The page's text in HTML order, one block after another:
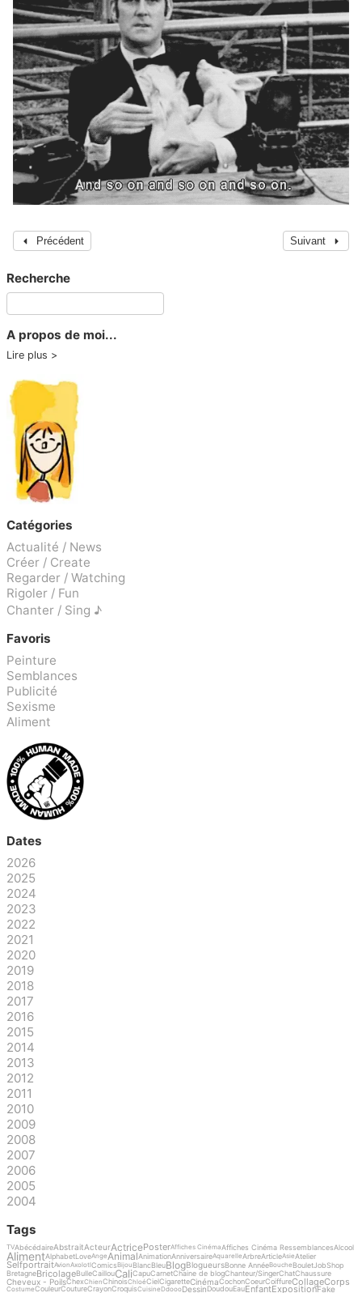
Précédent Suivant
Recherche
A propos de moi...
Lire plus
Catégories
Actualité / News
Créer / Create
Regarder / Watching
Rigoler / Fun
Chanter / Sing ♪
Favoris
Peinture
Semblances
Publicité
Sexisme
Aliment
Dates
2026
2025
2024
2023
2022
2021
2020
2019
2018
2017
2016
2015
2014
2013
2012
2011
2010
2009
2008
2007
2006
2005
2004
Tags
TVAbécédaireAbstraitActeurActricePosterAffiches CinémaAffiches Cinéma RessemblancesAlcool
AlimentAlphabetLoveAnge AnimalAnimationAnniversaireAquarelleArbreArticleAsieAtelier
SelfportraitAvionAxolotlComicsBijou BlancBleuBlogBlogueursBonne AnnéeBouche BouletJobShop
BretagneBricolageBulleCaillouCaliCapuCarnetChaine de blogChanteur/SingerChatChaussure
Cheveux - PoilsChexChienChinoisChloéCielCigaretteCinémaCochonCoeurCoiffureCollageCorps
CostumeCouleurCoutureCrayonCroquisCuisineDdoooDessinDoudouEauEnfantExpositionFake